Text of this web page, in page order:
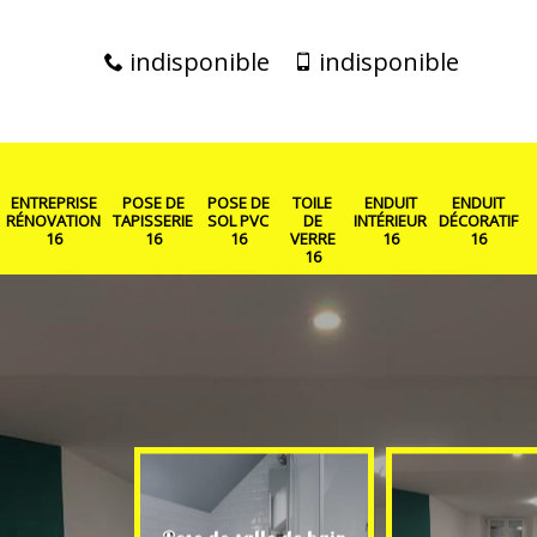
indisponible indisponible
ENTREPRISE
RÉNOVATION
16
POSE DE
TAPISSERIE
16
POSE DE
SOL PVC
16
TOILE
DE
VERRE
16
ENDUIT
INTÉRIEUR
16
ENDUIT
DÉCORATIF
16